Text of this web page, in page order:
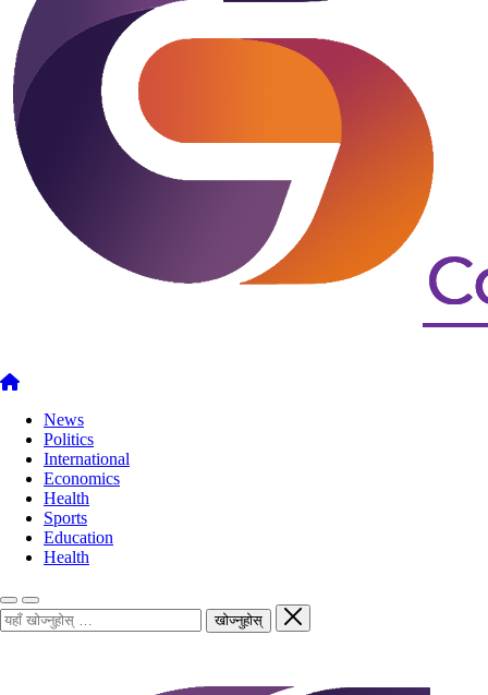
News
Politics
International
Economics
Health
Sports
Education
Health
खोज्नुहोस् खोज्नुहोस्